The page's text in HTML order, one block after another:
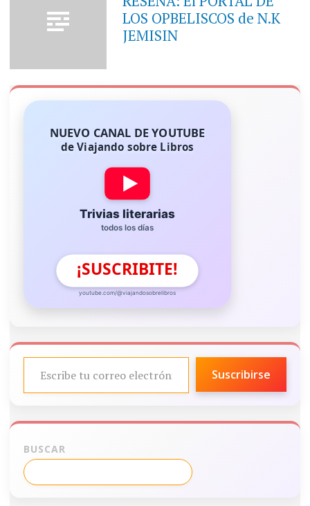
LOS OPBELISCOS de N.K
JEMISIN
NUEVO CANAL DE YOUTUBE
de Viajando sobre Libros
Trivias literarias
todos los días
¡SUSCRIBITE!
youtube.com/@viajandosobrelibros
ESCRIBE TU CORREO ELECTRÓNICO…
Suscribirse
BUSCAR